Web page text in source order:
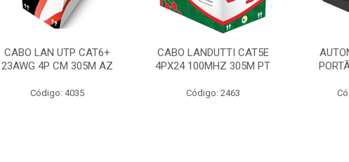
CABO LAN UTP CAT6+
23AWG 4P CM 305M AZ
Código: 4035
CABO LANDUTTI CAT5E
4PX24 100MHZ 305M PT
Código: 2463